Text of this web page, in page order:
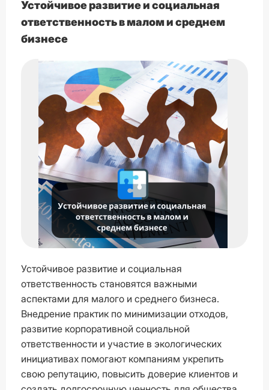
Устойчивое развитие и социальная
ответственность в малом и среднем
бизнесе
Устойчивое развитие и социальная
ответственность становятся важными
аспектами для малого и среднего бизнеса.
Внедрение практик по минимизации отходов,
развитие корпоративной социальной
ответственности и участие в экологических
инициативах помогают компаниям укрепить
свою репутацию, повысить доверие клиентов и